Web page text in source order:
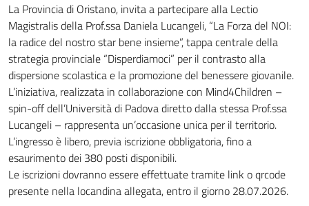
La Provincia di Oristano, invita a partecipare alla Lectio
Magistralis della Prof.ssa Daniela Lucangeli, “La Forza del NOI:
la radice del nostro star bene insieme”, tappa centrale della
strategia provinciale “Disperdiamoci” per il contrasto alla
dispersione scolastica e la promozione del benessere giovanile.
L’iniziativa, realizzata in collaborazione con Mind4Children –
spin-off dell’Università di Padova diretto dalla stessa Prof.ssa
Lucangeli – rappresenta un’occasione unica per il territorio.
L’ingresso è libero, previa iscrizione obbligatoria, fino a
esaurimento dei 380 posti disponibili.
Le iscrizioni dovranno essere effettuate tramite link o qrcode
presente nella locandina allegata, entro il giorno 28.07.2026.